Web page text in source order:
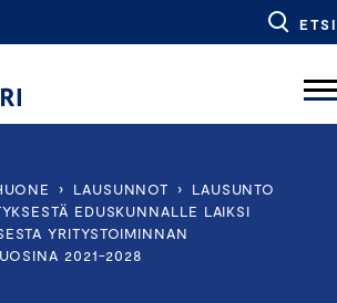
ETSI
› LAUSUNNOT ›
LAUSUNTO
EDUSKUNNALLE LAIKSI
YRITYSTOIMINNAN
2021-2028